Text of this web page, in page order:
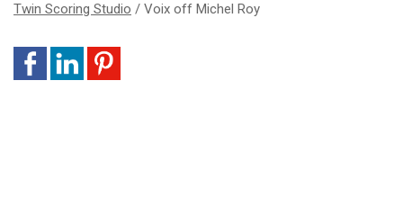
Twin Scoring Studio / Voix off Michel Roy